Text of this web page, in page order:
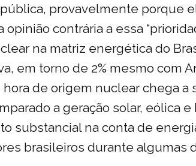
provavelmente porque
opinião contrária a essa
na matriz energética do
em torno de 2% mesmo com
de origem nuclear chega a
a geração solar, eólica
substancial na conta de
brasileiros durante algumas